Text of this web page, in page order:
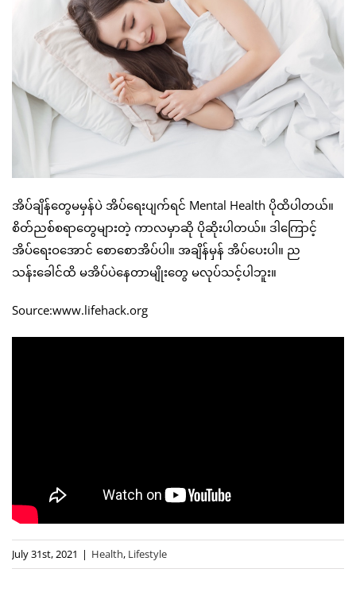
အိပ်ချိန်တွေမမှန်ပဲ အိပ်ရေးပျက်ရင် Mental Health ပိုထိပါတယ်။
စိတ်ညစ်စရာတွေများတဲ့ ကာလမှာဆို ပိုဆိုးပါတယ်။ ဒါကြောင့်
အိပ်ရေးဝအောင် စောစောအိပ်ပါ။ အချိန်မှန် အိပ်ပေးပါ။ ည
သန်းခေါင်ထိ မအိပ်ပဲနေတာမျိုးတွေ မလုပ်သင့်ပါဘူး။
Source:www.lifehack.org
July 31st, 2021 | Health, Lifestyle